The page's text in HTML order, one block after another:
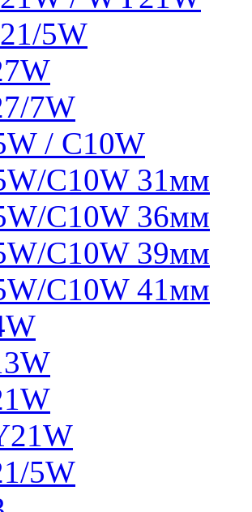
5W
7W
/ C10W
C10W 31мм
C10W 36мм
C10W 39мм
C10W 41мм
5W